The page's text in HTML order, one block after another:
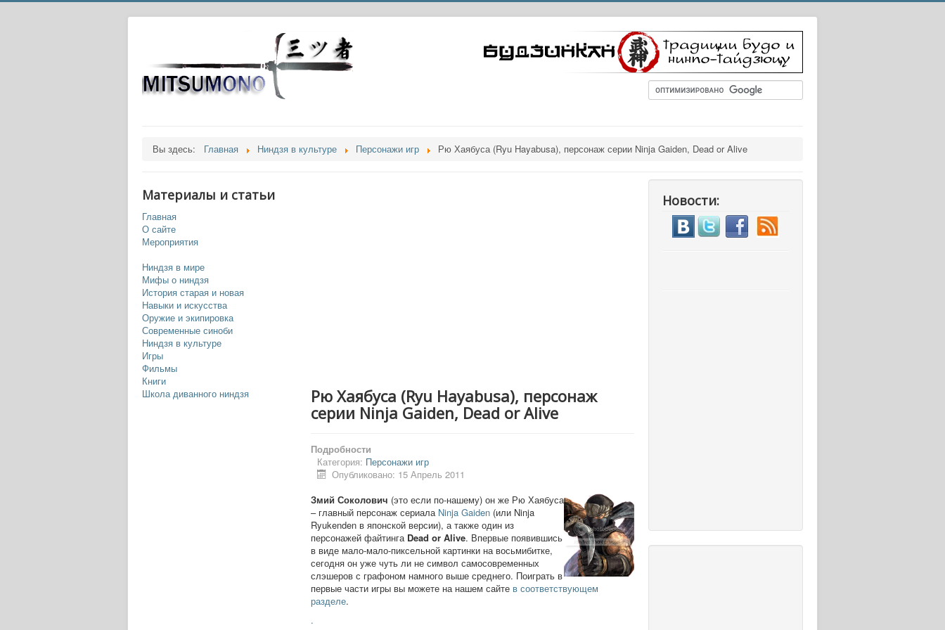
Вы здесь: Главная Ниндзя в культуре Персонажи игр Рю Хаябуса (Ryu Hayabusa), персонаж серии Ninja Gaiden, Dead or Alive
Материалы и статьи
Главная
О сайте
Мероприятия
Ниндзя в мире
Мифы о ниндзя
История старая и новая
Навыки и искусства
Оружие и экипировка
Современные синоби
Ниндзя в культуре
Игры
Фильмы
Книги
Школа диванного ниндзя
Рю Хаябуса (Ryu Hayabusa), персонаж
серии Ninja Gaiden, Dead or Alive
Подробности
Категория: Персонажи игр
Опубликовано: 15 Апрель 2011
Змий Соколович (это если по-нашему) он же Рю Хаябуса
– главный персонаж сериала Ninja Gaiden (или Ninja
Ryukenden в японской версии), а также один из
персонажей файтинга Dead or Alive. Впервые появившись
в виде мало-мало-пиксельной картинки на восьмибитке,
сегодня он уже чуть ли не символ самосовременных
слэшеров с графоном намного выше среднего. Поиграть в
первые части игры вы можете на нашем сайте в соответствующем
разделе.
.
Новости: